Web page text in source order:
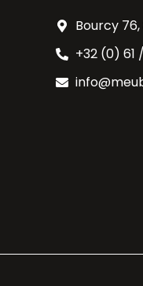
Bourcy
+32 (0) 61